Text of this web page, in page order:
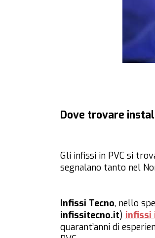
Dove trovare
Gli infissi in PVC si
segnalano tanto nel
Infissi Tecno, nello
infissitecno.it) infissi
quarant’anni di